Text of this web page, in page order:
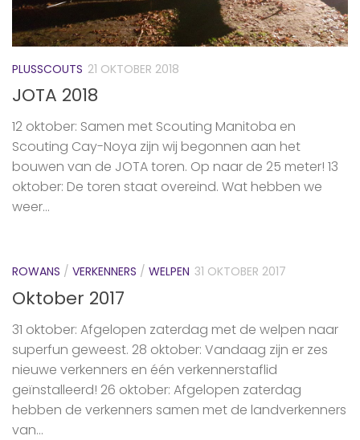
PLUSSCOUTS 21 OKTOBER 2018
JOTA 2018
12 oktober: Samen met Scouting Manitoba en
Scouting Cay-Noya zijn wij begonnen aan het
bouwen van de JOTA toren. Op naar de 25 meter! 13
oktober: De toren staat overeind. Wat hebben we
weer...
ROWANS / VERKENNERS / WELPEN 31 OKTOBER 2017
Oktober 2017
31 oktober: Afgelopen zaterdag met de welpen naar
superfun geweest. 28 oktober: Vandaag zijn er zes
nieuwe verkenners en één verkennerstaflid
geïnstalleerd! 26 oktober: Afgelopen zaterdag
hebben de verkenners samen met de landverkenners
van...